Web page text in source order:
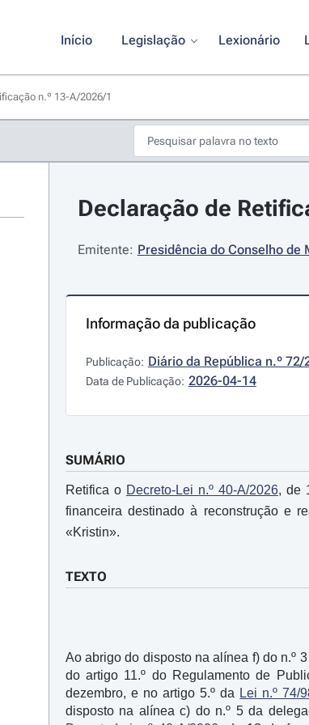
Início Legislação Lexionário
n.º 13-A/2026/1
Declaração de
Emitente: Presidência do Conselho de
Informação da publicação
Publicação: Diário da República n.º
Data de Publicação: 2026-04-14
SUMÁRIO
Retifica o Decreto-Lei n.º 40-A/2026, de
financeira destinado à reconstrução e
«Kristin».
TEXTO
Ao abrigo do disposto na alínea f) do n.º
do artigo 11.º do Regulamento de
dezembro, e no artigo 5.º da Lei n.º 74/
disposto na alínea c) do n.º 5 da